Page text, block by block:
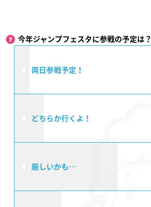
今年ジャンプフェスタに参戦の予定は？
両日参戦予定！
どちらか行くよ！
厳しいかも…